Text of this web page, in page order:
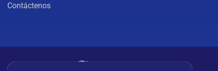
Contáctenos